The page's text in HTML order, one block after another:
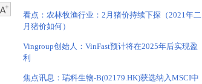
看点：农林牧渔行业：2月猪价持续下探（2021年二
月猪价如何）
Vingroup创始人：VinFast预计将在2025年后实现盈
利
焦点讯息：瑞科生物-B(02179.HK)获选纳入MSCI中